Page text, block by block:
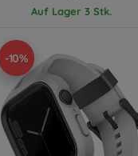
Auf Lager 3 Stk.
-10%